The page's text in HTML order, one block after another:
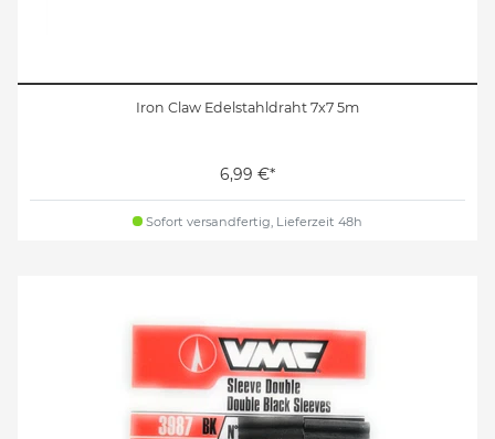
Iron Claw Edelstahldraht 7x7 5m
6,99 €*
Sofort versandfertig, Lieferzeit 48h